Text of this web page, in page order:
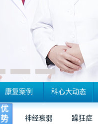
康复案例 科心大动态
优
势
神经衰弱
躁狂症